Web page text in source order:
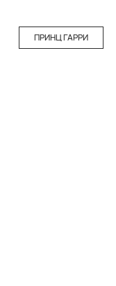
ПРИНЦ ГАРРИ